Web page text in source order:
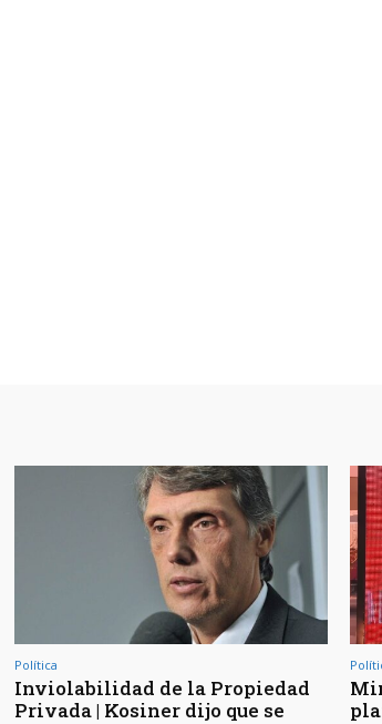
Política
Inviolabilidad de la Propiedad
Privada | Kosiner dijo que se